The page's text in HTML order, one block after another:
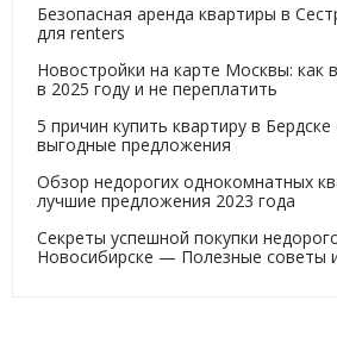
Безопасная аренда квартиры в
для renters
Новостройки на карте Москвы: как
в 2025 году и не переплатить
5 причин купить квартиру в
выгодные предложения
Обзор недорогих однокомнатных
лучшие предложения 2023 года
Секреты успешной покупки
Новосибирске — Полезные советы